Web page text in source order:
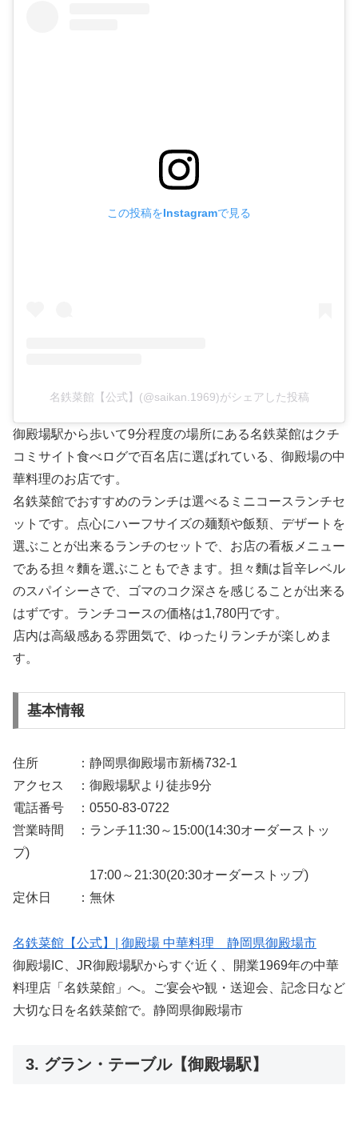
この投稿をInstagramで見る
名鉄菜館【公式】(@saikan.1969)がシェアした投稿
御殿場駅から歩いて9分程度の場所にある名鉄菜館はクチ
コミサイト食べログで百名店に選ばれている、御殿場の中
華料理のお店です。
名鉄菜館でおすすめのランチは選べるミニコースランチセ
ットです。点心にハーフサイズの麺類や飯類、デザートを
選ぶことが出来るランチのセットで、お店の看板メニュー
である担々麵を選ぶこともできます。担々麵は旨辛レベル
のスパイシーさで、ゴマのコク深さを感じることが出来る
はずです。ランチコースの価格は1,780円です。
店内は高級感ある雰囲気で、ゆったりランチが楽しめま
す。
基本情報
住所 ：静岡県御殿場市新橋732-1
アクセス ：御殿場駅より徒歩9分
電話番号 ：0550-83-0722
営業時間 ：ランチ11:30～15:00(14:30オーダーストッ
プ)
17:00～21:30(20:30オーダーストップ)
定休日 ：無休
名鉄菜館【公式】| 御殿場 中華料理 静岡県御殿場市
御殿場IC、JR御殿場駅からすぐ近く、開業1969年の中華
料理店「名鉄菜館」へ。ご宴会や観・送迎会、記念日など
大切な日を名鉄菜館で。静岡県御殿場市
3. グラン・テーブル【御殿場駅】